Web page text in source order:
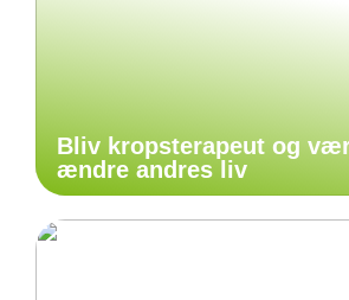
Bliv kropsterapeut og
ændre andres liv